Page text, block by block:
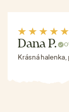
Dana P.
Krásná